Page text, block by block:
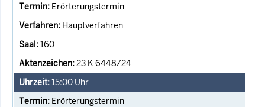
Erörterungstermin
Hauptverfahren
160
23 K 6448/24
15:00 Uhr
Erörterungstermin